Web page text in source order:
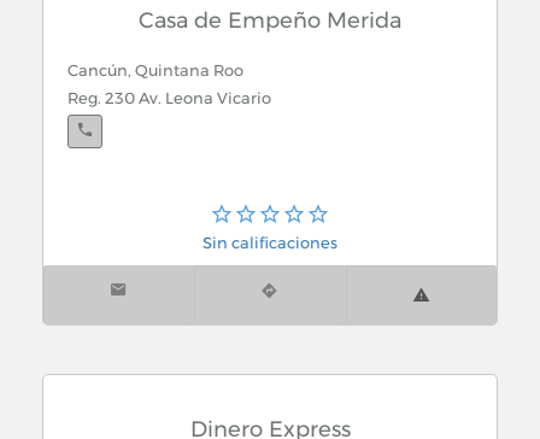
El Peje De La 94: Av. 107 Mz. 51 Lote 05 Región 94
Cancún, Quintana Roo
El Cerrito Bonfil: Luis Echeverria Alvarez S.M. 308
Cancún, Quintana Roo
esq. Av. 107 Región 94
Casa de Empeño Merida
Cancún, Quintana Roo
Reg. 230 Av. Leona Vicario
Sin calificaciones
Dinero Express